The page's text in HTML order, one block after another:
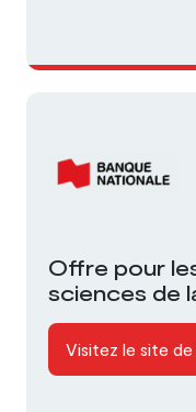
Offre pour
sciences de
Visitez le site de